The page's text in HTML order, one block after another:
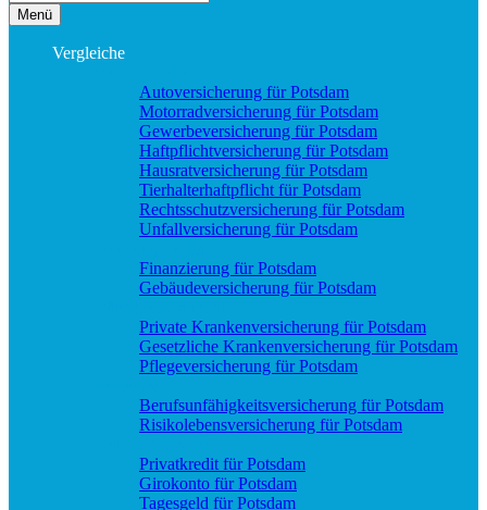
Suche
Menü
Vergleiche
Autoversicherung für Potsdam
Motorradversicherung für Potsdam
Gewerbeversicherung für Potsdam
Haftpflichtversicherung für Potsdam
Hausratversicherung für Potsdam
Tierhalterhaftpflicht für Potsdam
Rechtsschutzversicherung für Potsdam
Unfallversicherung für Potsdam
Finanzierung für Potsdam
Gebäudeversicherung für Potsdam
Private Krankenversicherung für Potsdam
Gesetzliche Krankenversicherung für Potsdam
Pflegeversicherung für Potsdam
Berufs­unfähigkeitsversicherung für Potsdam
Risikolebensversicherung für Potsdam
Privatkredit für Potsdam
Girokonto für Potsdam
Tagesgeld für Potsdam